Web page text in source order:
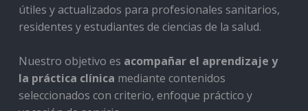
útiles y actualizados para profesionales sanitarios,
residentes y estudiantes de ciencias de la salud.
Nuestro objetivo es acompañar el aprendizaje y
la práctica clínica mediante contenidos
seleccionados con criterio, enfoque práctico y